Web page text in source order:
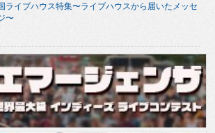
ライブハウス特集〜ライブハウスから届いたメッセ
〜